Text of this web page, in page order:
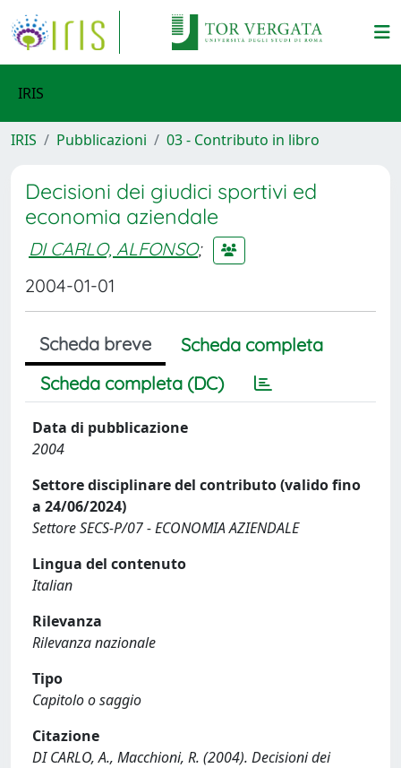
IRIS
IRIS Pubblicazioni 03 - Contributo in libro
Decisioni dei giudici sportivi ed
economia aziendale
DI CARLO, ALFONSO;
2004-01-01
Scheda breve
Scheda completa
Scheda completa (DC)
Data di pubblicazione
2004
Settore disciplinare del contributo (valido fino
a 24/06/2024)
Settore SECS-P/07 - ECONOMIA AZIENDALE
Lingua del contenuto
Italian
Rilevanza
Rilevanza nazionale
Tipo
Capitolo o saggio
Citazione
DI CARLO, A., Macchioni, R. (2004). Decisioni dei